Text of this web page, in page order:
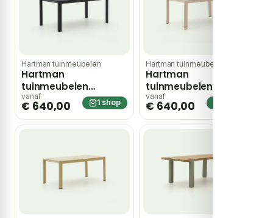
Hartman tuinmeubelen
Hartman
tuinmeubelen
Alexandra dining
tuintafel
170x100x75cm – Grijs
vanaf
€ 640,00 1 shop
Hartman tuinmeubelen
Hartman
tuinmeubelen
Alexandra dining
tuintafel
170x100x75cm – Roze
vanaf
€ 640,00